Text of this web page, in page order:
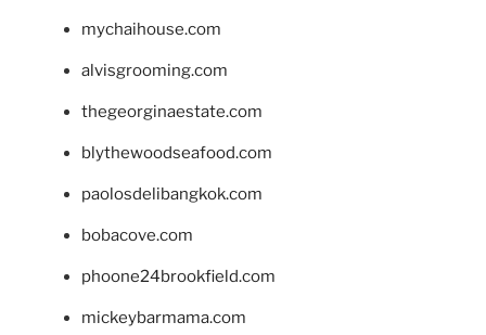
mychaihouse.com
alvisgrooming.com
thegeorginaestate.com
blythewoodseafood.com
paolosdelibangkok.com
bobacove.com
phoone24brookfield.com
mickeybarmama.com